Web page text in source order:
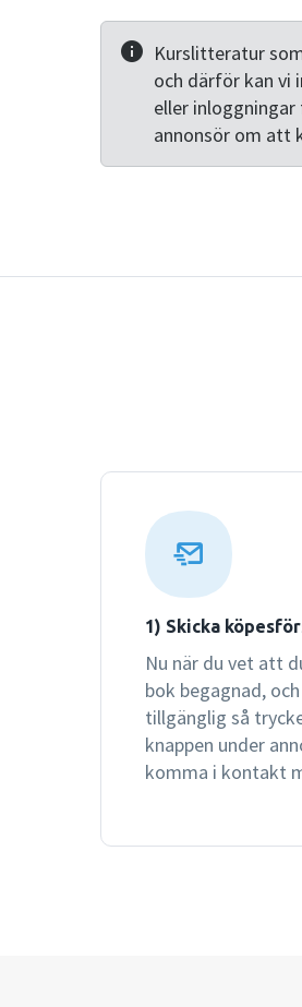
Kurslitteratur
och därför kan vi
eller
annonsör om att
1) Skicka
Nu när du vet att
bok begagnad,
tillgänglig så
knappen under
komma i kontakt